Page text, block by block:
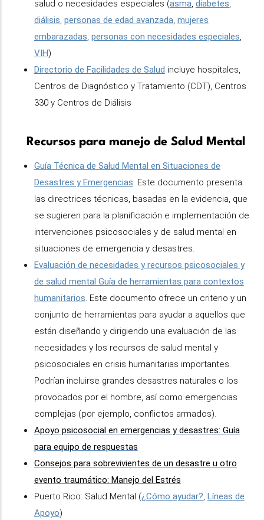
salud o necesidades especiales (asma, diabetes,
diálisis, personas de edad avanzada, mujeres
embarazadas, personas con necesidades especiales,
VIH)
Directorio de Facilidades de Salud incluye hospitales,
Centros de Diagnóstico y Tratamiento (CDT), Centros
330 y Centros de Diálisis
Recursos para manejo de Salud Mental
Guía Técnica de Salud Mental en Situaciones de
Desastres y Emergencias. Este documento presenta
las directrices técnicas, basadas en la evidencia, que
se sugieren para la planificación e implementación de
intervenciones psicosociales y de salud mental en
situaciones de emergencia y desastres.
Evaluación de necesidades y recursos psicosociales y
de salud mental Guía de herramientas para contextos
humanitarios. Este documento ofrece un criterio y un
conjunto de herramientas para ayudar a aquellos que
están diseñando y dirigiendo una evaluación de las
necesidades y los recursos de salud mental y
psicosociales en crisis humanitarias importantes.
Podrían incluirse grandes desastres naturales o los
provocados por el hombre, así como emergencias
complejas (por ejemplo, conflictos armados).
Apoyo psicosocial en emergencias y desastres: Guía
para equipo de respuestas
Consejos para sobrevivientes de un desastre u otro
evento traumático: Manejo del Estrés
Puerto Rico: Salud Mental (¿Cómo ayudar?, Líneas de
Apoyo)